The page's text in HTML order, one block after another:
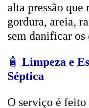
alta pressão
gordura, areia,
sem danificar os
🧴 Limpeza e
Séptica
O serviço é